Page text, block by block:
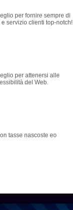
per fornire sempre di
servizio clienti top-notch!
per attenersi alle
del Web.
tasse nascoste eo